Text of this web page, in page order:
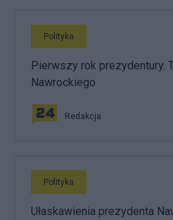
Polityka
Pierwszy rok prezydentury.
Nawrockiego
Redakcja
Polityka
Ułaskawienia prezydenta